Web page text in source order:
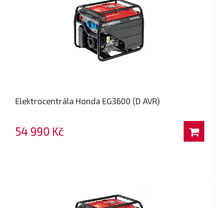
Elektrocentrála Honda EG3600 (D AVR)
54 990 Kč